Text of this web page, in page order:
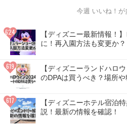
今週 いいね！が
【ディズニー最新情報！
に！再入園方法も変更か？
【ディズニーランドハロ
のDPAは買うべき？場所や
【ディズニーホテル宿泊
説！最新の情報を確認！